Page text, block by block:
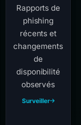
Rapports de
phishing
récents et
changements
de
disponibilité
observés
Surveiller